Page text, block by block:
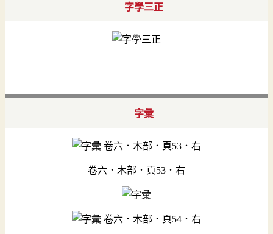
字學三正
字彙
卷六．木部．頁53．右